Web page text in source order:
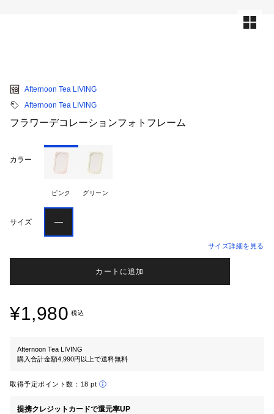
Afternoon Tea LIVING
Afternoon Tea LIVING
フラワーデコレーションフォトフレーム
カラー
ピンク グリーン
サイズ ―
サイズ詳細を見る
カートに追加
¥1,980 税込
Afternoon Tea LIVING
購入合計金額4,990円以上で送料無料
取得予定ポイント数： 18 pt
提携クレジットカードで還元率UP